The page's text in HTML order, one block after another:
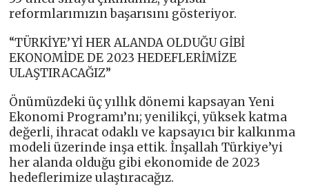
reformlarımızın başarısını gösteriyor.
“TÜRKİYE’Yİ HER ALANDA OLDUĞU GİBİ
EKONOMİDE DE 2023 HEDEFLERİMİZE
ULAŞTIRACAĞIZ”
Önümüzdeki üç yıllık dönemi kapsayan Yeni
Ekonomi Programı’nı; yenilikçi, yüksek katma
değerli, ihracat odaklı ve kapsayıcı bir kalkınma
modeli üzerinde inşa ettik. İnşallah Türkiye’yi
her alanda olduğu gibi ekonomide de 2023
hedeflerimize ulaştıracağız.